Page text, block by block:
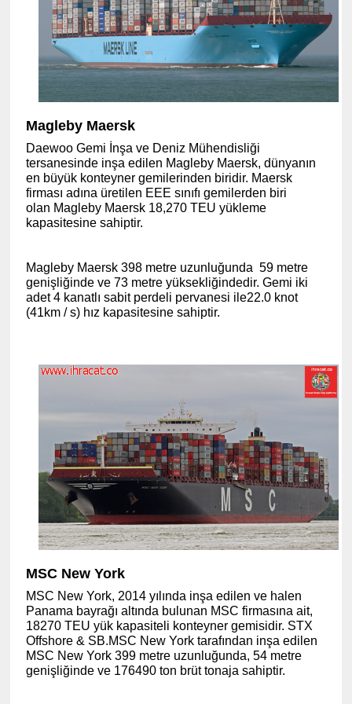
Magleby Maersk
Daewoo Gemi İnşa ve Deniz Mühendisliği
tersanesinde inşa edilen Magleby Maersk, dünyanın
en büyük konteyner gemilerinden biridir. Maersk
firması adına üretilen EEE sınıfı gemilerden biri
olan Magleby Maersk 18,270 TEU yükleme
kapasitesine sahiptir.
Magleby Maersk 398 metre uzunluğunda 59 metre
genişliğinde ve 73 metre yüksekliğindedir. Gemi iki
adet 4 kanatlı sabit perdeli pervanesi ile22.0 knot
(41km / s) hız kapasitesine sahiptir.
MSC New York
MSC New York, 2014 yılında inşa edilen ve halen
Panama bayrağı altında bulunan MSC firmasına ait,
18270 TEU yük kapasiteli konteyner gemisidir. STX
Offshore & SB.MSC New York tarafından inşa edilen
MSC New York 399 metre uzunluğunda, 54 metre
genişliğinde ve 176490 ton brüt tonaja sahiptir.